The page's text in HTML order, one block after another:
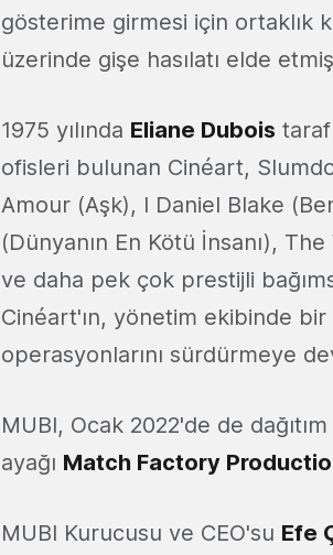
gösterime girmesi için ortaklık
üzerinde gişe hasılatı elde
1975 yılında Eliane Dubois
ofisleri bulunan Cinéart,
Amour (Aşk), I Daniel Blake
(Dünyanın En Kötü İnsanı),
ve daha pek çok prestijli
Cinéart'ın, yönetim ekibinde
operasyonlarını sürdürmeye
MUBI, Ocak 2022'de de
ayağı Match Factory
MUBI Kurucusu ve CEO'su Efe